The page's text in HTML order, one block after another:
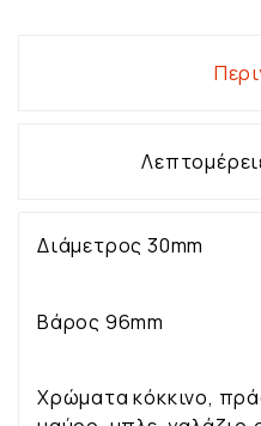
Διάμετρος 30mm
Βάρος 96mm
Χρώματα κόκκινο,